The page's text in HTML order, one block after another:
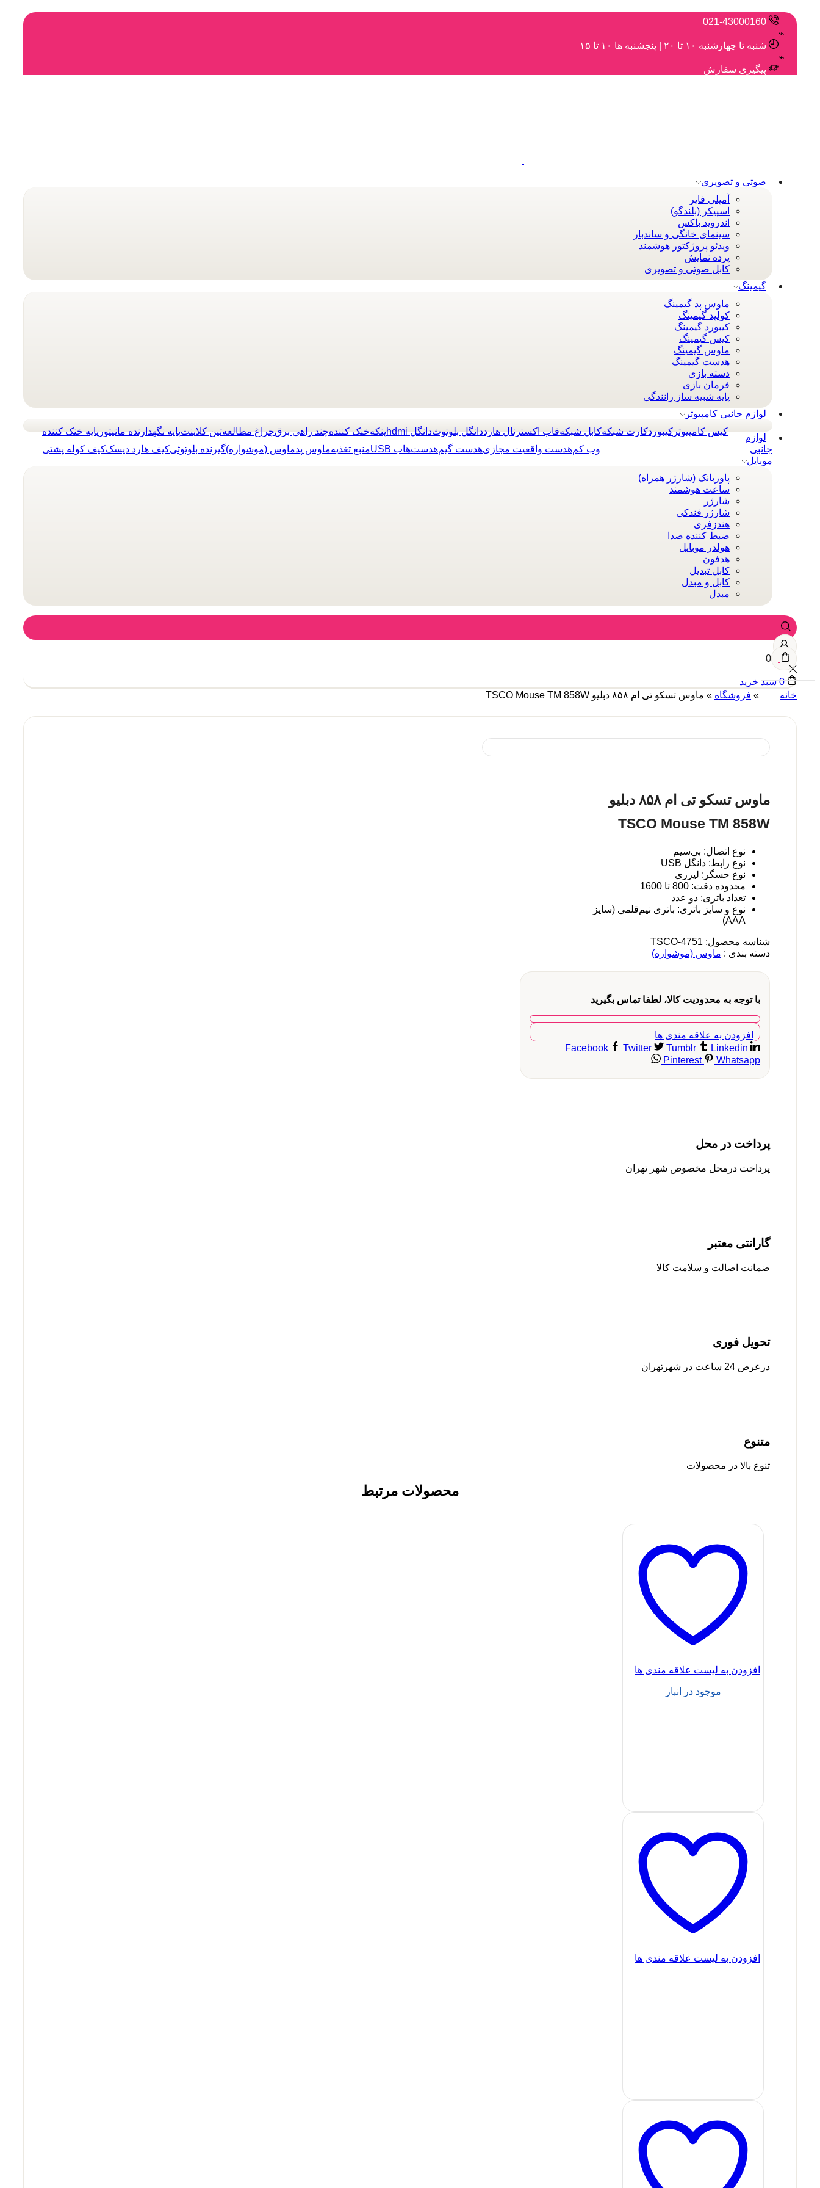
021-43000160
شنبه تا چهارشنبه ۱۰ تا ۲۰ | پنجشنبه ها ۱۰ تا ۱۵
پیگیری سفارش
صوتی و تصویری
آمپلی فایر
اسپیکر (بلندگو)
اندروید باکس
سینمای خانگی و ساندبار
ویدئو پروژکتور هوشمند
پرده نمایش
کابل صوتی و تصویری
گیمینگ
ماوس پد گیمینگ
کولپد گیمینگ
کیبورد گیمینگ
کیس گیمینگ
ماوس گیمینگ
هدست گیمینگ
دسته بازی
فرمان بازی
پایه شبیه ساز رانندگی
لوازم جانبی کامپیوتر
پایه خنک کنندهپایه نگهدارنده مانیتورتین کلاینتچراغ مطالعهچند راهی برقخنک کنندهپنکه دانگل hdmiدانگل بلوتوثقاب اکسترنال هاردکابل شبکهکارت شبکهکيبوردکیس کامپیوتر
کیف کوله پشتیکیف هارد دیسکگیرنده بلوتوثیماوس (موشواره)ماوس پدمنبع تغذیه هاب USBهدستهدست گیمهدست واقعیت مجازیوب کم
لوازم
جانبی
موبایل
پاوربانک (شارژر همراه)
ساعت هوشمند
شارژر
شارژر فندکی
هندزفری
ضبط کننده صدا
هولدر موبایل
هدفون
کابل تبدیل
کابل و مبدل
مبدل
0
0 سبد خرید
خانه
» فروشگاه » ماوس تسکو تی ام ۸۵۸ دبلیو TSCO Mouse TM 858W
ماوس تسکو تی ام ۸۵۸ دبلیو
TSCO Mouse TM 858W
نوع اتصال: بی‌سیم
نوع رابط: دانگل USB
نوع حسگر: لیزری
محدوده دقت: 800 تا 1600
تعداد باتری: دو عدد
نوع و سایز باتری: باتری نیم‌قلمی (سایز
AAA)
شناسه محصول: TSCO-4751
دسته بندی : ماوس (موشواره)
با توجه به محدودیت کالا، لطفا تماس بگیرید
افزودن به علاقه مندی ها
Facebook
Twitter Tumblr
Linkedin
Pinterest
Whatsapp
پرداخت در محل
پرداخت درمحل مخصوص شهر تهران
گارانتی معتبر
ضمانت اصالت و سلامت کالا
تحویل فوری
درعرض 24 ساعت در شهرتهران
متنوع
تنوع بالا در محصولات
محصولات مرتبط
افزودن به لیست علاقه مندی ها
موجود در انبار
افزودن به لیست علاقه مندی ها